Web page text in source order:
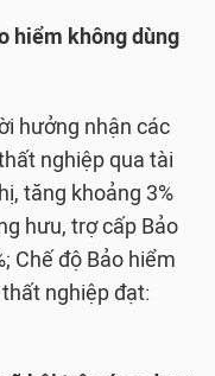
hiểm không dùng
hưởng nhận các
nghiệp qua tài
tăng khoảng 3%
hưu, trợ cấp Bảo
Chế độ Bảo hiểm
nghiệp đạt: